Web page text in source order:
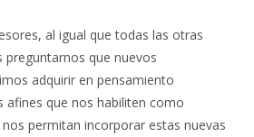
al igual que todas las otras
que nuevos
adquirir en pensamiento
afines que nos habiliten como
permitan incorporar estas nuevas